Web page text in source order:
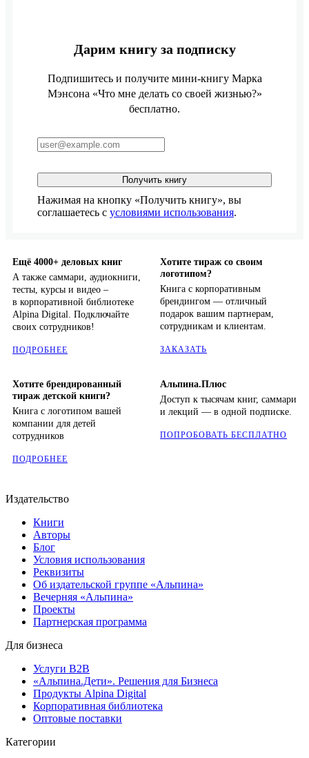
Дарим книгу за подписку
Подпишитесь и получите мини-книгу Марка
Мэнсона «Что мне делать со своей жизнью?»
бесплатно.
Получить книгу
Нажимая на кнопку «Получить книгу», вы
соглашаетесь с условиями использования.
Ещё 4000+ деловых книг
А также саммари, аудиокниги,
тесты, курсы и видео –
в корпоративной библиотеке
Alpina Digital. Подключайте
своих сотрудников!
ПОДРОБНЕЕ
Хотите тираж со своим
логотипом?
Книга с корпоративным
брендингом — отличный
подарок вашим партнерам,
сотрудникам и клиентам.
ЗАКАЗАТЬ
Хотите брендированный
тираж детской книги?
Книга с логотипом вашей
компании для детей
сотрудников
ПОДРОБНЕЕ
Альпина.Плюс
Доступ к тысячам книг, саммари
и лекций — в одной подписке.
ПОПРОБОВАТЬ БЕСПЛАТНО
Издательство
Книги
Авторы
Блог
Условия использования
Реквизиты
Об издательской группе «Альпина»
Вечерняя «Альпина»
Проекты
Партнерская программа
Для бизнеса
Услуги B2B
«Альпина.Дети». Решения для Бизнеса
Продукты Alpina Digital
Корпоративная библиотека
Оптовые поставки
Категории